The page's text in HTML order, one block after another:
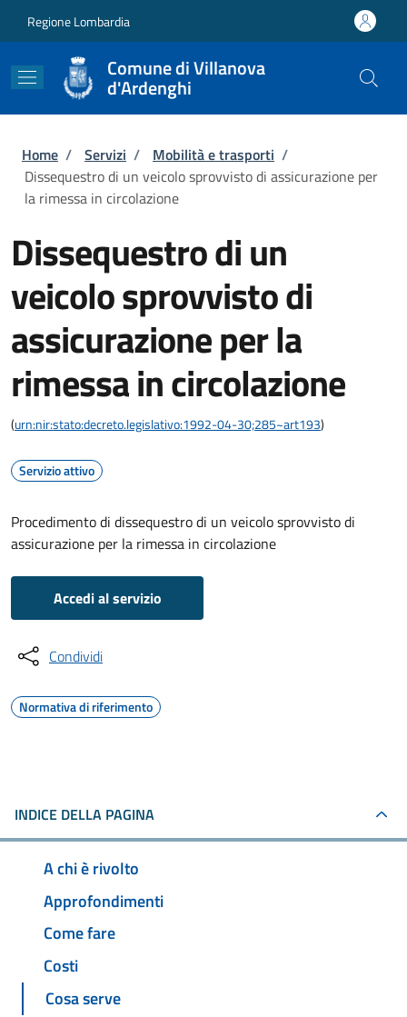
Regione Lombardia
Comune di Villanova
d'Ardenghi
Briciole di pane
Home / Servizi / Mobilità e trasporti /
Dissequestro di un veicolo sprovvisto di assicurazione per
la rimessa in circolazione
Dissequestro di un
veicolo sprovvisto di
assicurazione per la
rimessa in circolazione
(urn:nir:stato:decreto.legislativo:1992-04-30;285~art193)
Servizio attivo
Procedimento di dissequestro di un veicolo sprovvisto di
assicurazione per la rimessa in circolazione
Accedi al servizio
Condividi
Normativa di riferimento
INDICE DELLA PAGINA
A chi è rivolto
Approfondimenti
Come fare
Costi
Cosa serve